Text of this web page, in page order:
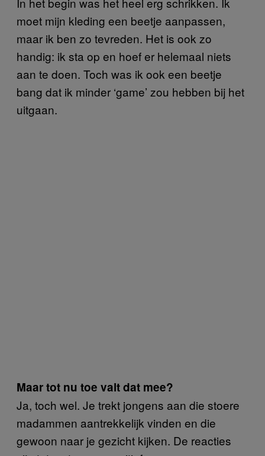
moet mijn kleding een beetje aanpassen,
maar ik ben zo tevreden. Het is ook zo
handig: ik sta op en hoef er helemaal niets
aan te doen. Toch was ik ook een beetje
bang dat ik minder ‘game’ zou hebben bij het
uitgaan.
Maar tot nu toe valt dat mee?
Ja, toch wel. Je trekt jongens aan die stoere
madammen aantrekkelijk vinden en die
gewoon naar je gezicht kijken. De reacties